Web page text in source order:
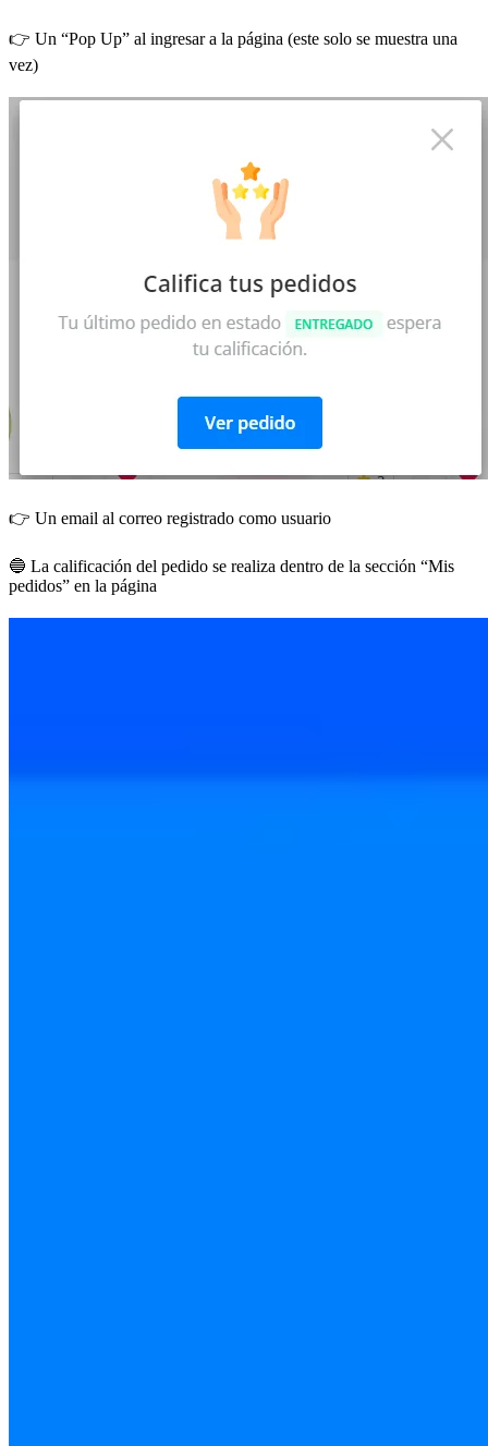
👉 Un “Pop Up” al ingresar a la página (este solo se muestra una
vez)
👉 Un email al correo registrado como usuario
🔵 La calificación del pedido se realiza dentro de la sección “Mis
pedidos” en la página